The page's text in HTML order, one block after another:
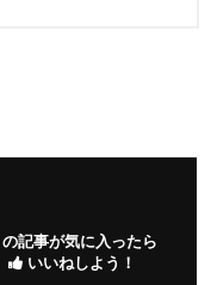
の記事が気に入ったら
いいねしよう！